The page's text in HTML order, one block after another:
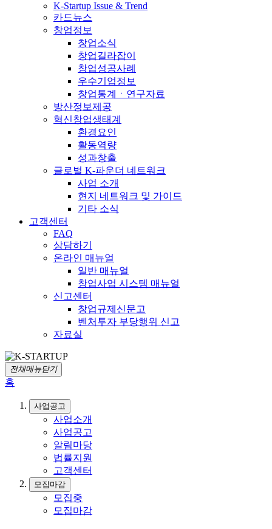
K-Startup Issue & Trend
카드뉴스
창업정보
창업소식
창업길라잡이
창업성공사례
우수기업정보
창업통계ㆍ연구자료
방산정보제공
혁신창업생태계
환경요인
활동역량
성과창출
글로벌 K-파운더 네트워크
사업 소개
현지 네트워크 및 가이드
기타 소식
고객센터
FAQ
상담하기
온라인 매뉴얼
일반 매뉴얼
창업사업 시스템 매뉴얼
신고센터
창업규제신문고
벤처투자 부당행위 신고
자료실
전체메뉴닫기
홈
사업공고
사업소개
사업공고
알림마당
법률지원
고객센터
모집마감
모집중
모집마감